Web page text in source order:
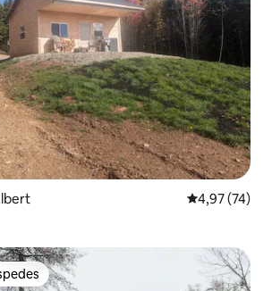
4,97 de uma
4,97 (74)